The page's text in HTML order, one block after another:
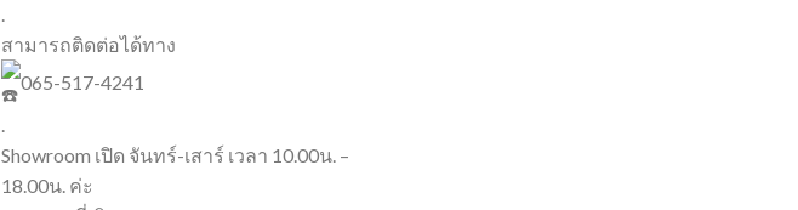
สามารถติดต่อได้ทาง
065-517-4241
Showroom เปิด จันทร์-เสาร์ เวลา 10.00น. –
18.00น. ค่ะ